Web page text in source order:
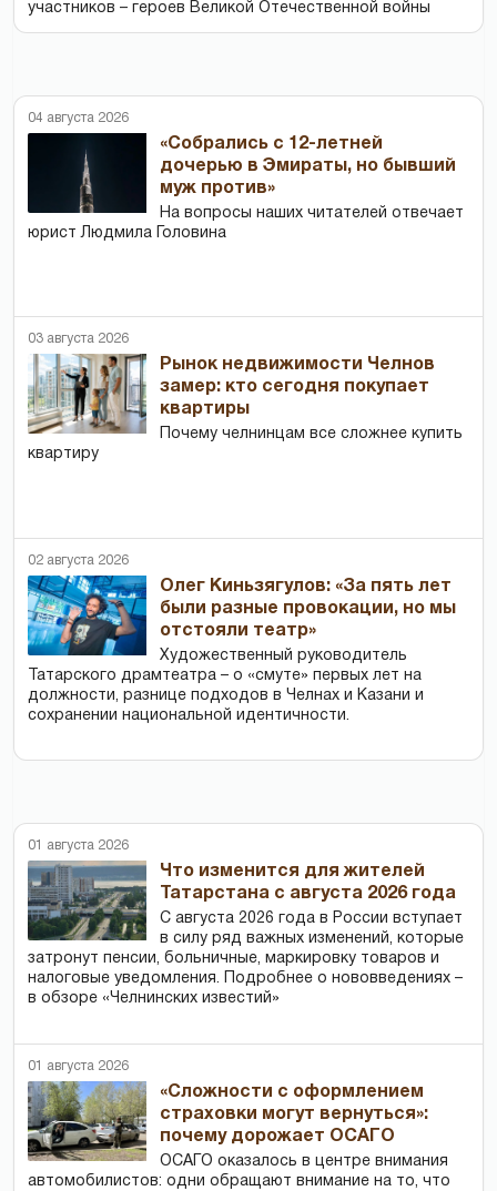
участников – героев Великой Отечественной войны
04 августа 2026
«Собрались с 12-летней
дочерью в Эмираты, но бывший
муж против»
На вопросы наших читателей отвечает
юрист Людмила Головина
03 августа 2026
Рынок недвижимости Челнов
замер: кто сегодня покупает
квартиры
Почему челнинцам все сложнее купить
квартиру
02 августа 2026
Олег Киньзягулов: «За пять лет
были разные провокации, но мы
отстояли театр»
Художественный руководитель
Татарского драмтеатра – о «смуте» первых лет на
должности, разнице подходов в Челнах и Казани и
сохранении национальной идентичности.
01 августа 2026
Что изменится для жителей
Татарстана с августа 2026 года
С августа 2026 года в России вступает
в силу ряд важных изменений, которые
затронут пенсии, больничные, маркировку товаров и
налоговые уведомления. Подробнее о нововведениях –
в обзоре «Челнинских известий»
01 августа 2026
«Сложности с оформлением
страховки могут вернуться»:
почему дорожает ОСАГО
ОСАГО оказалось в центре внимания
автомобилистов: одни обращают внимание на то, что